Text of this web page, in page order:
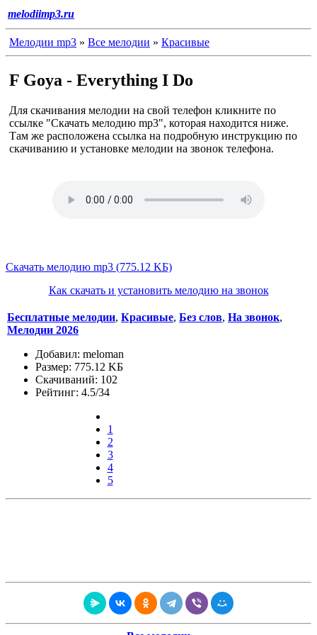
melodiimp3.ru
Мелодии mp3 » Все мелодии » Красивые
F Goya - Everything I Do
Для скачивания мелодии на свой телефон кликните по
ссылке "Скачать мелодию mp3", которая находится ниже.
Там же расположена ссылка на подробную инструкцию по
скачиванию и установке мелодии на звонок телефона.
Скачать мелодию mp3 (775.12 KБ)
Как скачать и установить мелодию на звонок
Бесплатные мелодии, Красивые, Без слов, На звонок,
Мелодии 2026
Добавил: meloman
Размер: 775.12 KБ
Скачиваний: 102
Рейтинг: 4.5/34
1
2
3
4
5